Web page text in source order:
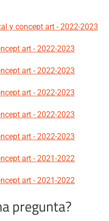
y concept art - 2022-2023
art - 2022-2023
art - 2022-2023
art - 2022-2023
art - 2022-2023
art - 2022-2023
art - 2021-2022
art - 2021-2022
pregunta?